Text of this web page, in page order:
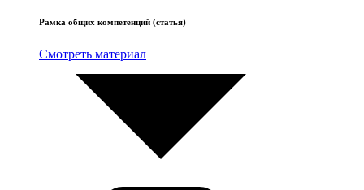
Рамка общих компетенций (статья)
Смотреть материал